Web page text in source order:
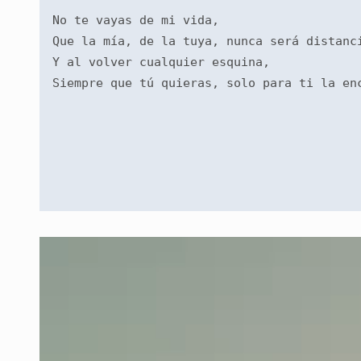
No te vayas de mi vida,
Que la mía, de la tuya, nunca será
Y al volver cualquier esquina,
Siempre que tú quieras, solo para ti la